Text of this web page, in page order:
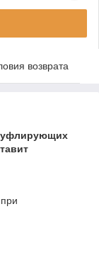
возврата